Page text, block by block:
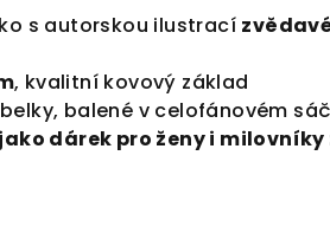
s autorskou ilustrací
, kvalitní kovový základ
balené v celofánovém
dárek pro ženy i